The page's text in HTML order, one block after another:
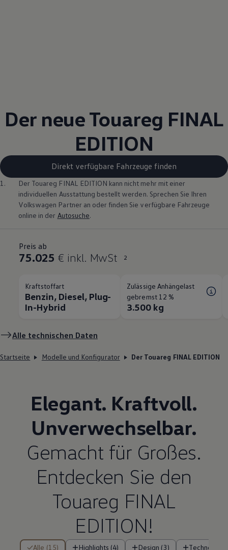
Der neueTouareg FINAL
EDITION
Direkt verfügbare Fahrzeuge finden
1. Der Touareg FINAL EDITION kann nicht mehr mit einer
individuellen Ausstattung bestellt werden. Sprechen Sie Ihren
Volkswagen Partner an oder finden Sie verfügbare Fahrzeuge
online in der Autosuche.
Preis ab
75.025 € inkl. MwSt 2
Kraftstoffart
Benzin, Diesel, Plug-
In-Hybrid
Zulässige Anhängelast
gebremst 12 %
3.500 kg
Alle technischen Daten
Startseite Modelle und Konfigurator Der Touareg FINAL EDITION
Elegant. Kraftvoll.
Unverwechselbar.
Gemacht für Großes.
Entdecken Sie den
Touareg FINAL
EDITION!
Alle (15) Highlights (4) Design (3)
15 von 15 Details